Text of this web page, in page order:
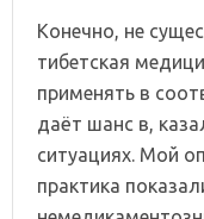
Конечно, не
тибетская
применять в
даёт шанс в,
ситуациях. Мой
практика